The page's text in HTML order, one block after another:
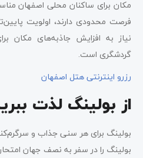
مکان برای ساکنان محلی اصفهان
فرصت محدودی دارند، اولویت
نیاز به افزایش جاذبه‌های
گردشگری است.
رزرو اینترنتی هتل اصفهان
از بولینگ لذت
بولینگ برای هر سنی جذاب و
بولینگ را در سفر به نصف جهان